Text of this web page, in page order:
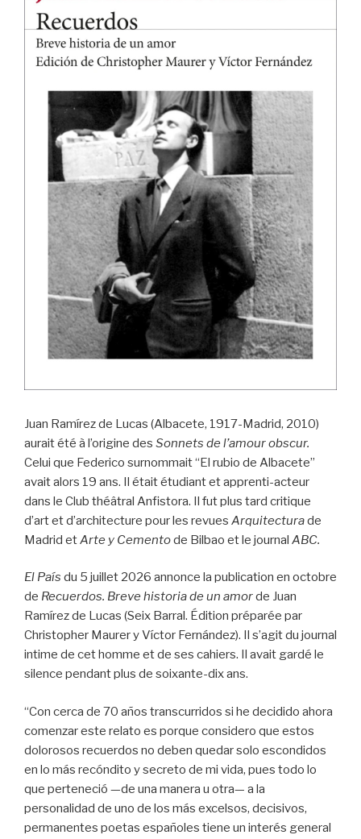
Juan Ramírez de Lucas (Albacete, 1917-Madrid, 2010)
aurait été à l’origine des Sonnets de l’amour obscur.
Celui que Federico surnommait “El rubio de Albacete”
avait alors 19 ans. Il était étudiant et apprenti-acteur
dans le Club théâtral Anfistora. Il fut plus tard critique
d’art et d’architecture pour les revues Arquitecturade
Madrid etArte y Cementode Bilbao et le journal ABC.
El País du 5 juillet 2026 annonce la publication en octobre
de Recuerdos. Breve historia de un amorde Juan
Ramírez de Lucas (Seix Barral. Édition préparée par
Christopher Maurer y Víctor Fernández). Il s’agit du journal
intime de cet homme et de ses cahiers. Il avait gardé le
silence pendant plus de soixante-dix ans.
“Con cerca de 70 años transcurridos si he decidido ahora
comenzar este relato es porque considero que estos
dolorosos recuerdos no deben quedar solo escondidos
en lo más recóndito y secreto de mi vida, pues todo lo
que perteneció —de una manera u otra— a la
personalidad de uno de los más excelsos, decisivos,
permanentes poetas españoles tiene un interés general